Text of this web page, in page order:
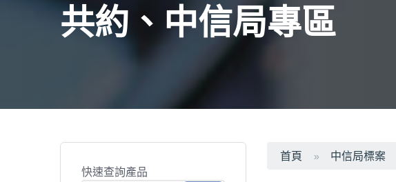
共約、中信局專區
快速查詢產品
首頁 中信局標案